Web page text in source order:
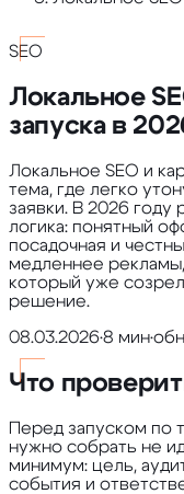
SEO
Локальное
запуска в
Локальное SEO и
тема, где легко
заявки. В 2026 году
логика: понятный
посадочная и
медленнее
который уже
решение.
08.03.2026•8 мин•
Что
Перед запуском по
нужно собрать не
минимум: цель,
события и